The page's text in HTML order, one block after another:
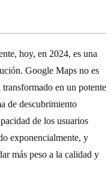
hoy, en 2024, es una
Google Maps no es
en un potente
de descubrimiento
de los usuarios
exponencialmente, y
más peso a la calidad y